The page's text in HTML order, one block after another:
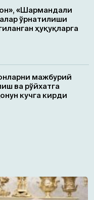
«Шармандали
ўрнатилиши
ҳуқуқларга
мажбурий
ва рўйхатга
кучга кирди